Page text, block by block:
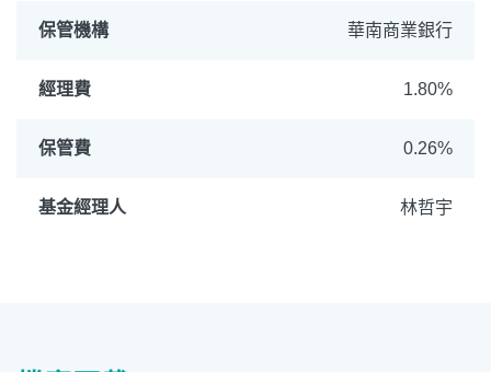
保管機構 華南商業銀行
經理費 1.80%
保管費 0.26%
基金經理人 林哲宇